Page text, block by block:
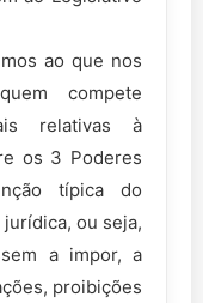
ao que nos
compete
relativas à
os 3 Poderes
típica do
ou seja,
a impor, a
proibições